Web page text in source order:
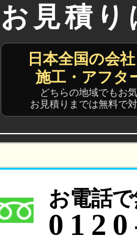
お見積り
日本全国の会
施工・アフタ
どちらの地域でもお
お見積りまでは無料で
お電話